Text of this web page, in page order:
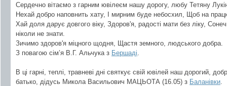
Сердечно вітаємо з гарним ювілеєм нашу дорогу, любу Тетяну
Нехай добро наповнить хату, І мирним буде небосхил, Щоб на
Хай доля дарує довгого віку, Здоров'я, радості мати без ліку,
ніколи не знати.
Зичимо здоров'я міцного щодня, Щастя земного, людського добра.
З повагою сім’я В.Г. Альчука з Бершаді
В ці гарні, теплі, травневі дні святкує свій ювілей наш дорогий,
батько, дідусь Микола Васильович МАЦЬОТА (16.05) з Баланівки